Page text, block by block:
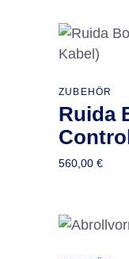
ZUBEHÖR
Ruida
560,00 €